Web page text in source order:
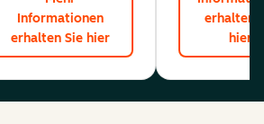
Informationen
erhalten Sie hier
erhalten
hier